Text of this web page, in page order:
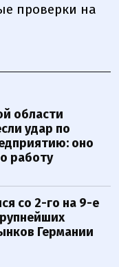
проверки на
области
удар по
оно
работу
со 2-го на 9-е
Германии